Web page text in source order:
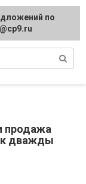
продажа
дважды
по